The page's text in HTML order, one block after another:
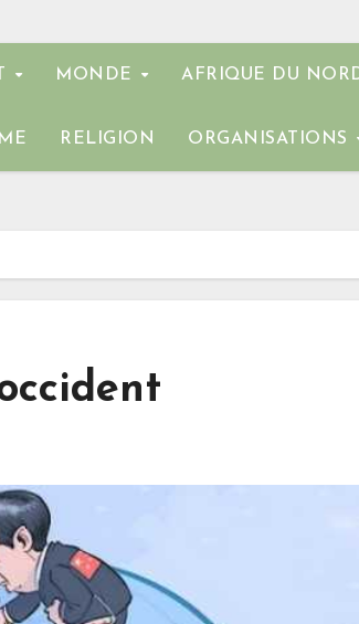
MONDE AFRIQUE DU
RELIGION ORGANISATIONS